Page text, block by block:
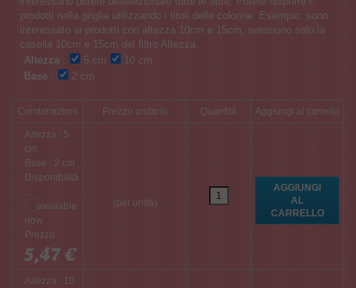
Altezza : 5 cm
10 cm
Base : 2 cm
Combinazioni Prezzo unitario Quantità Aggiungi al carrello
Altezza : 5
cm,
Base : 2 cm
Disponibilità
:
Prezzo :
5,47 €
(per unità)
Altezza : 10